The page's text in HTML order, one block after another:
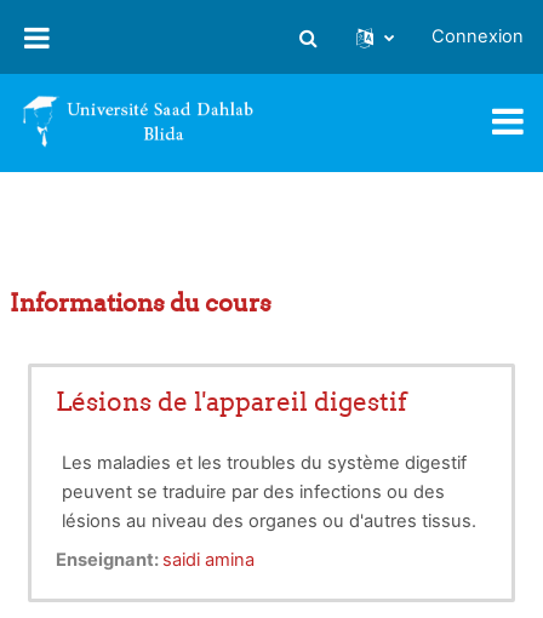
Activer/désactiver la saisie
Connexion
Informations du cours
Lésions de l'appareil digestif
Les maladies et les troubles du système digestif
peuvent se traduire par des infections ou des
lésions au niveau des organes ou d'autres tissus.
En premier lieu nous étudierons le système
la cavité buccale, les tumeurs ainsi que les
Enseignant: saidi amina